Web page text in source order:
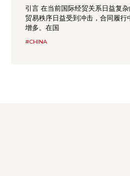
引言 在当前国际经贸关系日益复
贸易秩序日益受到冲击，合同履行
增多。在国
#CHINA